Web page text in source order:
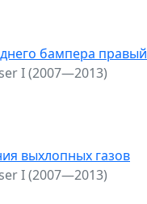
бампера правый
I (2007—2013)
выхлопных газов
I (2007—2013)